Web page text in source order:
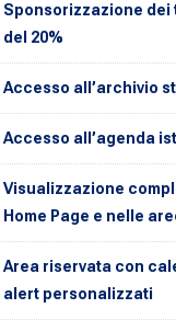
Sponsorizzazione dei
del 20%
Accesso all’archivio
Accesso all’agenda
Visualizzazione
Home Page e nelle
Area riservata con
alert personalizzati